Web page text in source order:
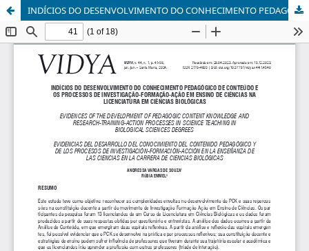
INDÍCIOS DO DESENVOLVIMENTO DO CONHECIMENTO PEDAGÓGICO DE CONTEÚDO E OS PROCESSOS DE INVESTIGAÇÃO-FORMAÇÃO-AÇÃO EM ENSINO DE CIÊNCIAS NA LICENCIATURA EM CIÊNCIAS BIOLÓGICAS